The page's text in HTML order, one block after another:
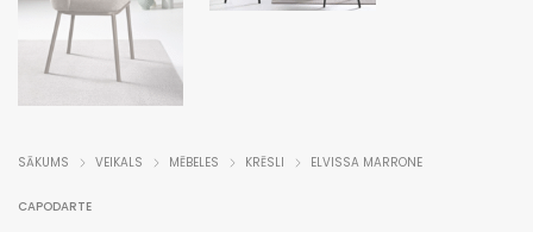
SĀKUMS VEIKALS MĒBELES KRĒSLI ELVISSA MARRONE
CAPODARTE